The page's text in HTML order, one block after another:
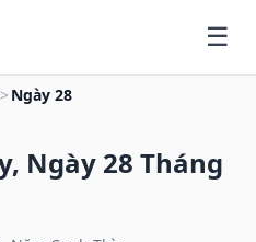
> Ngày 28
Ngày 28 Tháng